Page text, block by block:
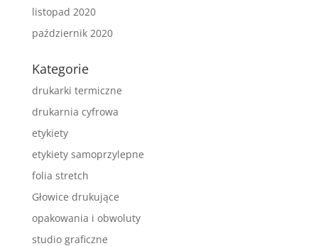
listopad 2020
październik 2020
Kategorie
drukarki termiczne
drukarnia cyfrowa
etykiety
etykiety samoprzylepne
folia stretch
Głowice drukujące
opakowania i obwoluty
studio graficzne